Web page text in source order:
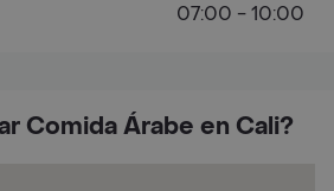
Comida Árabe en Cali?
07:00 - 10:00